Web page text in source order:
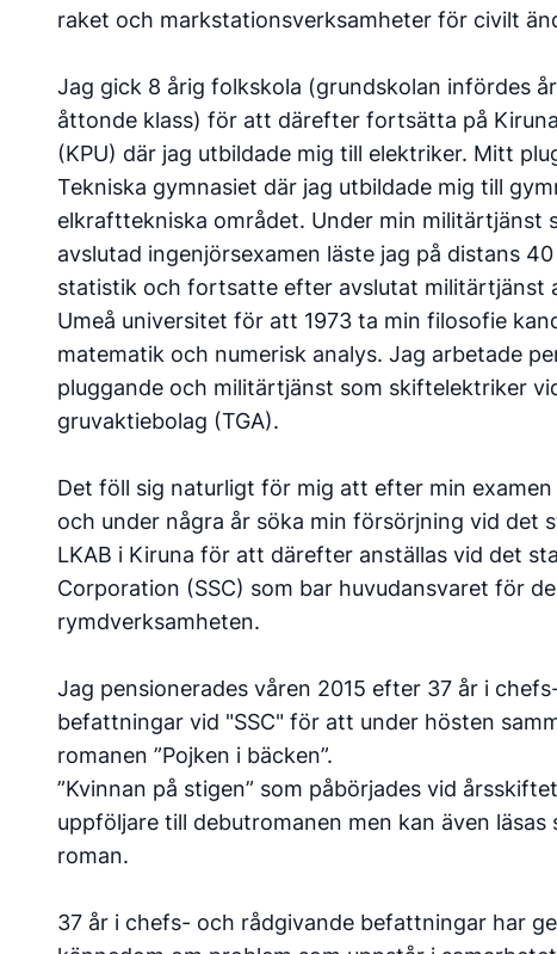
raket och markstationsverksamheter för civilt
Jag gick 8 årig folkskola (grundskolan infördes
åttonde klass) för att därefter fortsätta på
(KPU) där jag utbildade mig till elektriker. Mitt
Tekniska gymnasiet där jag utbildade mig till
elkrafttekniska området. Under min militärtjänst
avslutad ingenjörsexamen läste jag på distans
statistik och fortsatte efter avslutat militärtjänst
Umeå universitet för att 1973 ta min filosofie
matematik och numerisk analys. Jag arbetade
pluggande och militärtjänst som skiftelektriker
gruvaktiebolag (TGA).
Det föll sig naturligt för mig att efter min
och under några år söka min försörjning vid det
LKAB i Kiruna för att därefter anställas vid det
Corporation (SSC) som bar huvudansvaret för
rymdverksamheten.
Jag pensionerades våren 2015 efter 37 år i
befattningar vid "SSC" för att under hösten
romanen ”Pojken i bäcken”.
”Kvinnan på stigen” som påbörjades vid
uppföljare till debutromanen men kan även läsas
roman.
37 år i chefs- och rådgivande befattningar har